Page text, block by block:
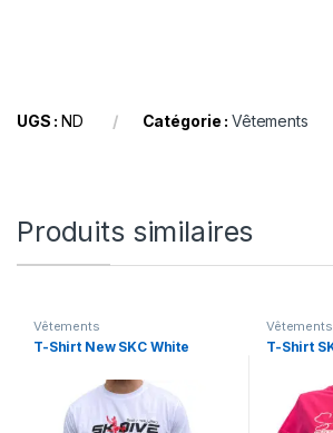
UGS :ND Catégorie : Vêtements
Produits similaires
Vêtements
T-Shirt New SKC White
Vêtements
T-Shirt